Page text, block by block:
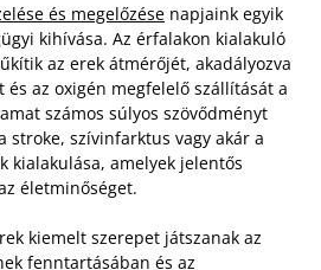
és megelőzése napjaink egyik
kihívása. Az érfalakon kialakuló
az erek átmérőjét, akadályozva
és az oxigén megfelelő szállítását a
számos súlyos szövődményt
stroke, szívinfarktus vagy akár a
kialakulása, amelyek jelentős
életminőséget.
kiemelt szerepet játszanak az
fenntartásában és az